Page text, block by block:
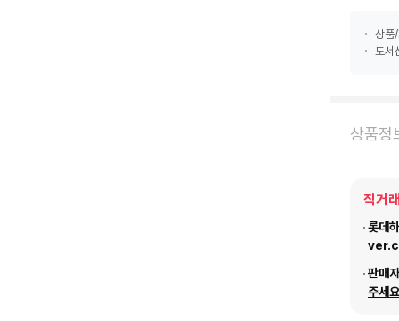
상품
도서
상품정
직거
롯데
판매
주세